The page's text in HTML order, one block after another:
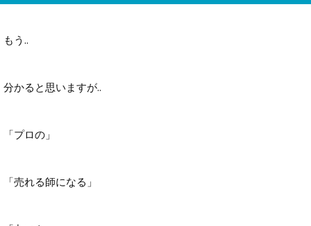
もう..
分かると思いますが..
「プロの」
「売れる師になる」